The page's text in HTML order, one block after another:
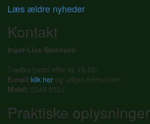
Læs ældre nyheder
Kontakt
Inger-Lise Sørensen
Træffes bedst efter kl. 18.00!
E-mail:klik her og udfyld formularen
Mobil: 2345 5031
Praktiske oplysninger